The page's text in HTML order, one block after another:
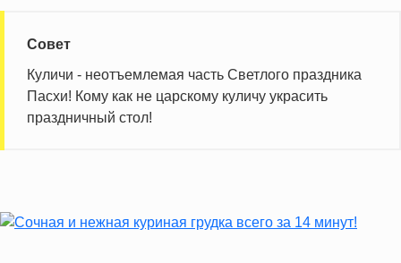
Совет
Куличи - неотъемлемая часть Светлого праздника
Пасхи! Кому как не царскому куличу украсить
праздничный стол!